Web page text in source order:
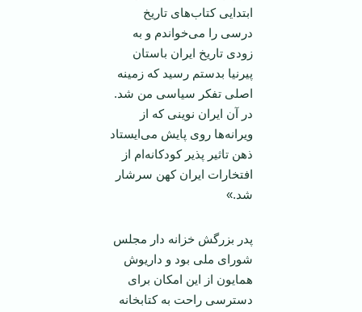
ابتدایی کتاب‌های تاریخ
درسی را می‌خواندم و به
زودی تاریخ ایران باستان
پیرنیا بدستم رسید که زمینه
اصلی تفکر سیاسی من شد.
در آن ایران نوینی که از
ویرانه‌ها روی پایش می‌ایستاد
ذهن تاثیر پذیر کودکانه‌ام از
افتخارات ایران کهن سرشار
شد.»
پدر بزرگش خزانه دار مجلس
شورای ملی بود و داریوش
همایون از این امکان برای
دسترسی راحت به کتابخانه